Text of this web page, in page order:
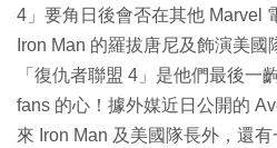
4」要角日後會否在其他 Marvel
Iron Man 的羅拔唐尼及飾演美
「復仇者聯盟 4」是他們最後一
fans 的心！據外媒近日公開的
來 Iron Man 及美國隊長外，還